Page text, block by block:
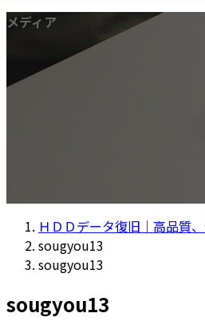
メディア
ＨＤＤデータ復旧｜高品質
sougyou13
sougyou13
sougyou13